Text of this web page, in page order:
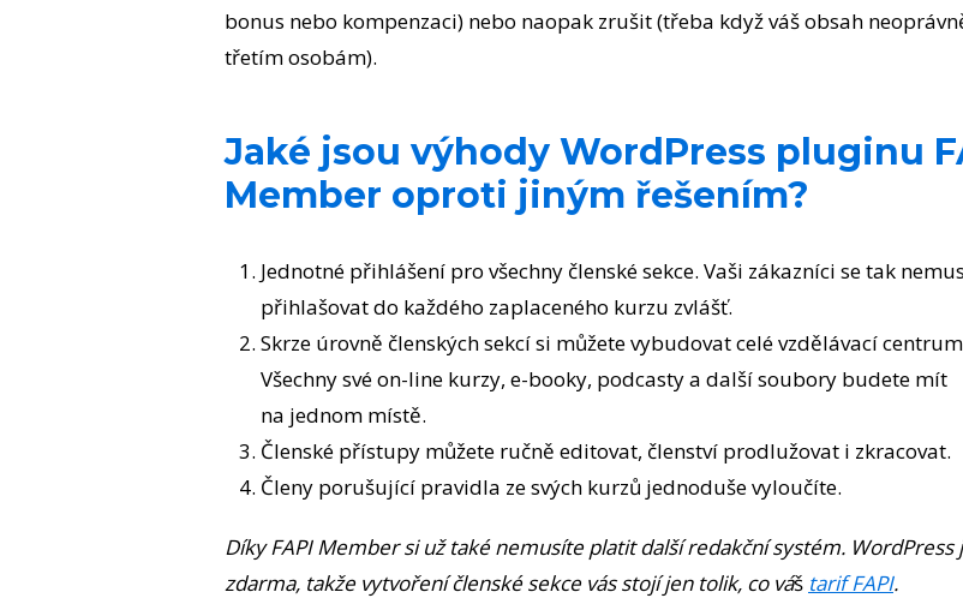
bonus nebo kompenzaci) nebo naopak zrušit (třeba když váš obsah
třetím osobám).
Jaké jsou výhody WordPress pluginu
Member oproti jiným řešením?
Jednotné přihlášení pro všechny členské sekce. Vaši zákazníci se tak
přihlašovat do každého zaplaceného kurzu zvlášť.
Skrze úrovně členských sekcí si můžete vybudovat celé vzdělávací
Všechny své on-line kurzy, e-booky, podcasty a další soubory budete mít
na jednom místě.
Členské přístupy můžete ručně editovat, členství prodlužovat i zkracovat.
Členy porušující pravidla ze svých kurzů jednoduše vyloučíte.
Díky FAPI Member si už také nemusíte platit další redakční systém. WordPress
zdarma, takže vytvoření členské sekce vás stojí jen tolik, co váš tarif FAPI.